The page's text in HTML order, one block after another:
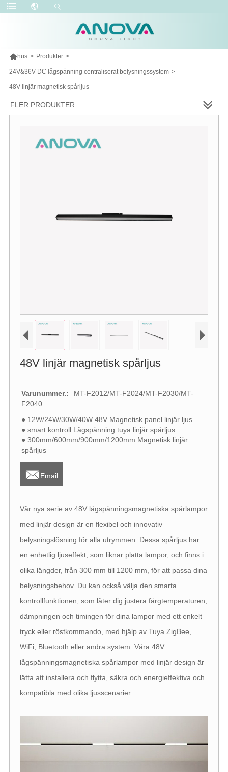
hus > Produkter >
24V&36V DC lågspänning centraliserat belysningssystem >
48V linjär magnetisk spårljus
FLER PRODUKTER
48V linjär magnetisk spårljus
Varunummer.:
MT-F2012/MT-F2024/MT-F2030/MT-
F2040
● 12W/24W/30W/40W 48V Magnetisk panel linjär ljus
● smart kontroll Lågspänning tuya linjär spårljus
● 300mm/600mm/900mm/1200mm Magnetisk linjär
spårljus
Email
Vår nya serie av 48V lågspänningsmagnetiska spårlampor
med linjär design är en flexibel och innovativ
belysningslösning för alla utrymmen. Dessa spårljus har
en enhetlig ljuseffekt, som liknar platta lampor, och finns i
olika längder, från 300 mm till 1200 mm, för att passa dina
belysningsbehov. Du kan också välja den smarta
kontrollfunktionen, som låter dig justera färgtemperaturen,
dämpningen och timingen för dina lampor med ett enkelt
tryck eller röstkommando, med hjälp av Tuya ZigBee,
WiFi, Bluetooth eller andra system. Våra 48V
lågspänningsmagnetiska spårlampor med linjär design är
lätta att installera och flytta, säkra och energieffektiva och
kompatibla med olika ljusscenarier.